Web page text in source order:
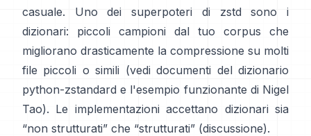
casuale. Uno dei superpoteri di zstd sono i
dizionari: piccoli campioni dal tuo corpus che
migliorano drasticamente la compressione su molti
file piccoli o simili (vedi documenti del dizionario
python-zstandard e l'esempio funzionante di Nigel
Tao). Le implementazioni accettano dizionari sia
“non strutturati” che “strutturati” (discussione).